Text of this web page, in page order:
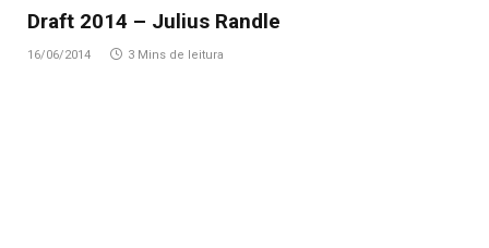
Draft 2014 – Julius Randle
16/06/2014 3 Mins de leitura